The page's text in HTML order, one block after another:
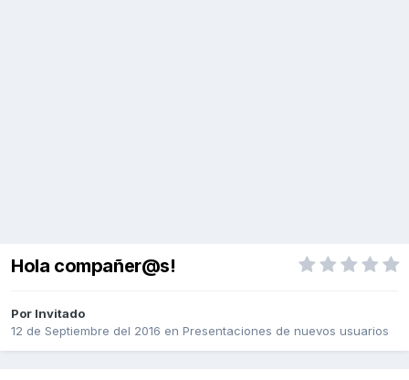
Hola compañer@s!
Por Invitado
12 de Septiembre del 2016 en Presentaciones de nuevos usuarios